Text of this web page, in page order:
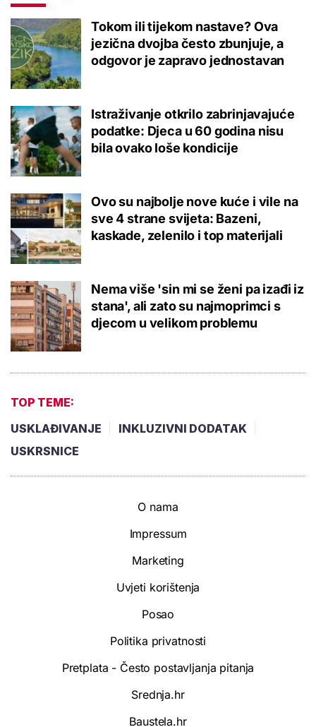
Tokom ili tijekom nastave? Ova
jezična dvojba često zbunjuje, a
odgovor je zapravo jednostavan
Istraživanje otkrilo zabrinjavajuće
podatke: Djeca u 60 godina nisu
bila ovako loše kondicije
Ovo su najbolje nove kuće i vile na
sve 4 strane svijeta: Bazeni,
kaskade, zelenilo i top materijali
Nema više 'sin mi se ženi pa izađi iz
stana', ali zato su najmoprimci s
djecom u velikom problemu
TOP TEME:
USKLAĐIVANJE
INKLUZIVNI DODATAK
USKRSNICE
O nama
Impressum
Marketing
Uvjeti korištenja
Posao
Politika privatnosti
Pretplata - Često postavljanja pitanja
Srednja.hr
Baustela.hr